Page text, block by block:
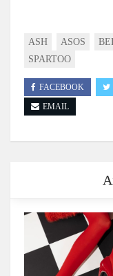
ASH ASOS
SPARTOO
FACEBOOK
EMAIL